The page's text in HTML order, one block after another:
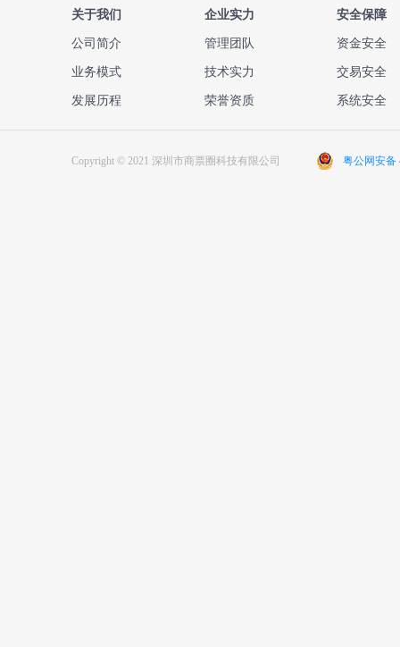
关于我们
公司简介
业务模式
发展历程
企业实力
管理团队
技术实力
荣誉资质
安全保障
资金安全
交易安全
系统安全
Copyright © 2021 深圳市商票圈科技有限公司 粤公网安备